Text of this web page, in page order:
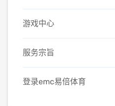
游戏中心
服务宗旨
登录emc易倍体育